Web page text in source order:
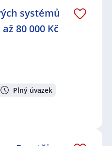
systémů
80 000 Kč
Plný úvazek